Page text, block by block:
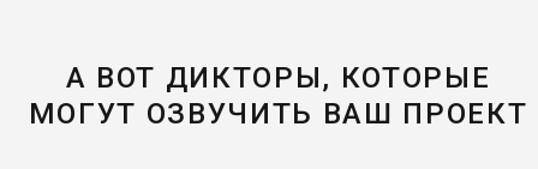
А ВОТ ДИКТОРЫ, КОТОРЫЕ
МОГУТ ОЗВУЧИТЬ ВАШ ПРОЕКТ